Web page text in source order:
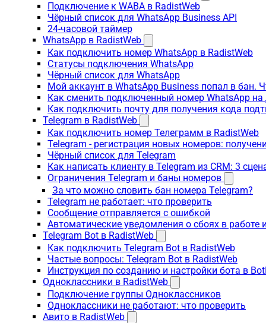
Подключение к WABA в RadistWeb
Чёрный список для WhatsApp Business API
24-часовой таймер
WhatsApp в RadistWeb
Как подключить номер WhatsApp в RadistWeb
Статусы подключения WhatsApp
Чёрный список для WhatsApp
Мой аккаунт в WhatsApp Business попал в бан.
Как сменить подключенный номер WhatsApp на
Как подключить почту для получения кода
Telegram в RadistWeb
Как подключить номер Телеграмм в RadistWeb
Telegram - регистрация новых номеров:
Чёрный список для Telegram
Как написать клиенту в Telegram из CRM: 3
Ограничения Telegram и баны номеров
За что можно словить бан номера Telegram?
Telegram не работает: что проверить
Сообщение отправляется с ошибкой
Автоматические уведомления о сбоях в работе
Telegram Bot в RadistWeb
Как подключить Telegram Bot в RadistWeb
Частые вопросы: Telegram Bot в RadistWeb
Инструкция по созданию и настройки бота в
Одноклассники в RadistWeb
Подключение группы Одноклассников
Одноклассники не работают: что проверить
Авито в RadistWeb